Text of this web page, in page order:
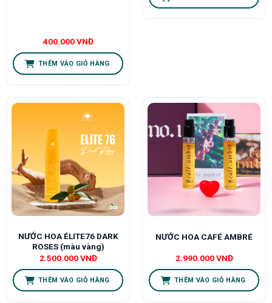
400.000VNĐ
THÊM VÀO GIỎ HÀNG
NƯỚC HOA ÉLITE76 DARK
ROSES (màu vàng)
2.500.000VNĐ
THÊM VÀO GIỎ HÀNG
NƯỚC HOA CAFÉ AMBRÉ
2.990.000VNĐ
THÊM VÀO GIỎ HÀNG